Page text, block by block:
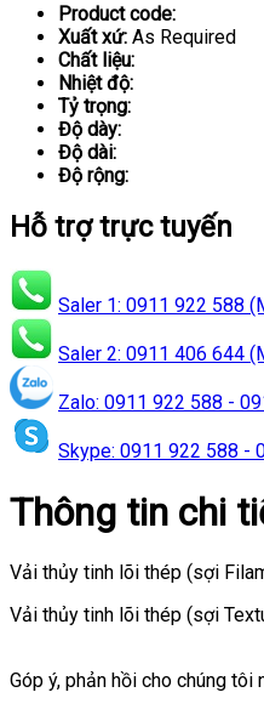
Product code:
Xuất xứ: As Required
Chất liệu:
Nhiệt độ:
Tỷ trọng:
Độ dày:
Độ dài:
Độ rộng:
Hỗ trợ trực tuyến
Saler 1: 0911 922 588
Saler 2: 0911 406 644
Zalo: 0911 922 588 -
Skype: 0911 922 588 -
Thông tin chi
Vải thủy tinh lõi thép (sợi
Vải thủy tinh lõi thép (sợi
Góp ý, phản hồi cho chúng tôi